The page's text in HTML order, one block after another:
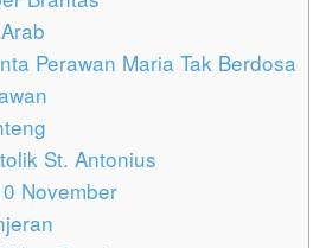
Perawan Maria Tak Berdosa
St. Antonius
November